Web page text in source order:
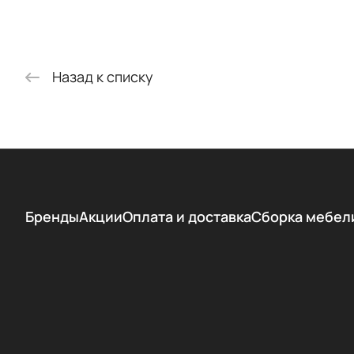
Назад к списку
БрендыАкцииОплата и доставкаСборка